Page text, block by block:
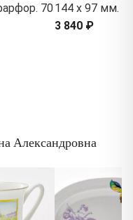
70144 x 97 мм.
3 840 ₽
Александровна